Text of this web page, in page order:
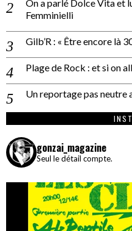
On a parlé Dolce Vita et
Femminielli
Gilb’R : « Être encore là
Plage de Rock : et si on
Un reportage pas neutre
gonzai_magazine
Seul le détail compte.